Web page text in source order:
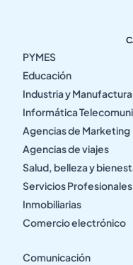
PYMES
Educación
Industria y Manufactura
Informática
Agencias de Marketing
Agencias de viajes
Salud, belleza y
Servicios Profesionales
Inmobiliarias
Comercio electrónico
Comunicación